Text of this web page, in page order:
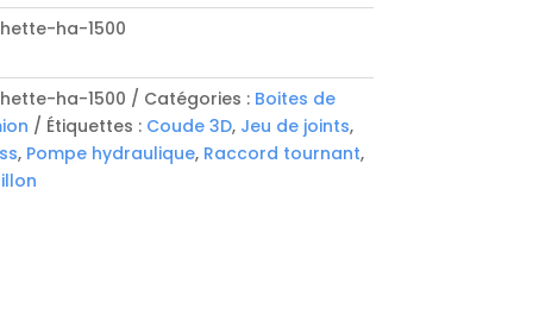
ha-1500
ha-1500 Catégories : Boites de
Étiquettes : Coude 3D, Jeu de joints,
, Pompe hydraulique, Raccord tournant,